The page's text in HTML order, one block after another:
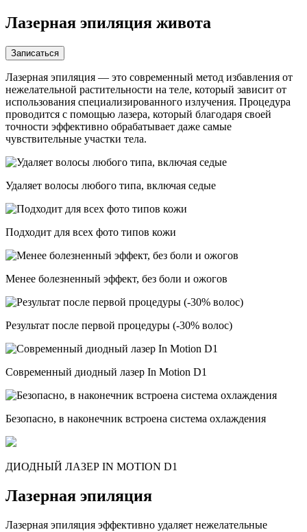
Лазерная эпиляция живота
Записаться
Лазерная эпиляция — это современный метод избавления от
нежелательной растительности на теле, который зависит от
использования специализированного излучения. Процедура
проводится с помощью лазера, который благодаря своей
точности эффективно обрабатывает даже самые
чувствительные участки тела.
Удаляет волосы любого типа, включая седые
Подходит для всех фото типов кожи
Менее болезненный эффект, без боли и ожогов
Результат после первой процедуры (-30% волос)
Современный диодный лазер In Motion D1
Безопасно, в наконечник встроена система охлаждения
ДИОДНЫЙ ЛАЗЕР IN MOTION D1
Лазерная эпиляция
Лазерная эпиляция эффективно удаляет нежелательные